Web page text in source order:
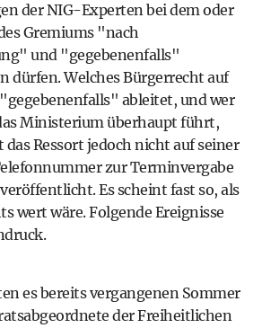
der NIG-Experten bei dem oder
Gremiums "nach
und "gegebenenfalls"
dürfen. Welches Bürgerrecht auf
ableitet, und wer
Ministerium überhaupt führt,
Ressort jedoch nicht auf seiner
zur Terminvergabe
Es scheint fast so, als
wert wäre. Folgende Ereignisse
es bereits vergangenen Sommer
der Freiheitlichen